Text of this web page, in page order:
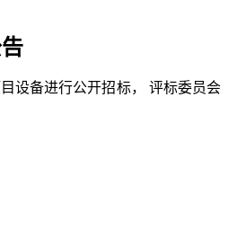
设备进行公开招标，
评标委员会